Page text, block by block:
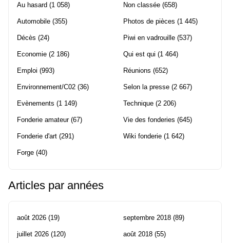
Au hasard (1 058)
Automobile (355)
Décès (24)
Economie (2 186)
Emploi (993)
Environnement/C02 (36)
Evènements (1 149)
Fonderie amateur(67)
Fonderie d'art (291)
Forge (40)
Non classée (658)
Photos de pièces (1 445)
Piwi en vadrouille (537)
Qui est qui (1 464)
Réunions (652)
Selon la presse (2 667)
Technique (2 206)
Vie des fonderies (645)
Wiki fonderie (1 642)
Articles par années
août 2026 (19)
juillet 2026 (120)
septembre 2018 (89)
août 2018 (55)